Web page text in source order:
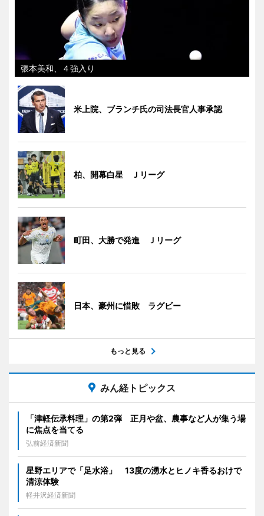
張本美和、４強入り
米上院、ブランチ氏の司法長官人事承認
柏、開幕白星 Ｊリーグ
町田、大勝で発進 Ｊリーグ
日本、豪州に惜敗 ラグビー
もっと見る
みん経トピックス
「津軽伝承料理」の第2弾 正月や盆、農事など人が集う場
に焦点を当てる
弘前経済新聞
星野エリアで「足水浴」 13度の湧水とヒノキ香るおけで
清涼体験
軽井沢経済新聞